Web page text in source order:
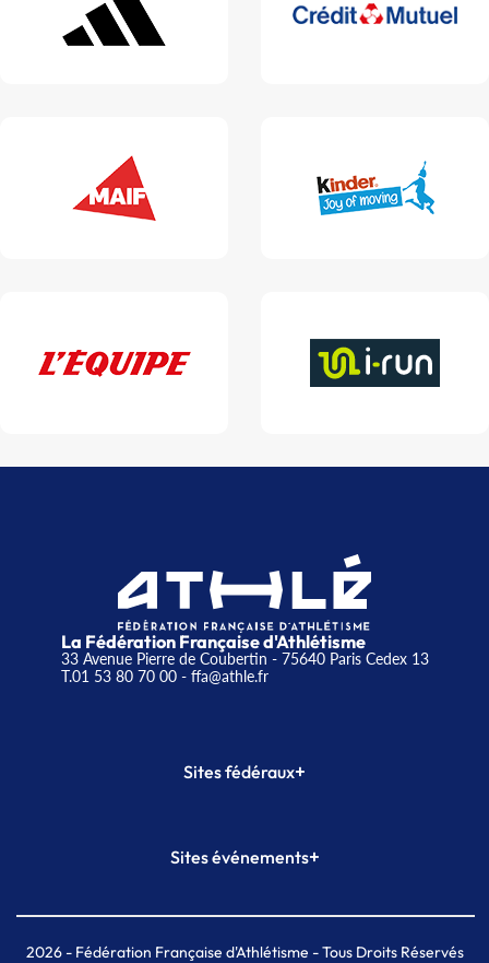
La Fédération Française d'Athlétisme
33 Avenue Pierre de Coubertin - 75640 Paris Cedex 13
T.01 53 80 70 00- ffa@athle.fr
Sites fédéraux+
Plateforme Formation
Sites événements+
Meeting de Paris indoor
MAIF Ekiden de Paris
2026- Fédération Française d'Athlétisme - Tous Droits Réservés